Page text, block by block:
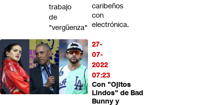
caribeños
con
electrónica.
27-
07-
2022
07:23
Con "Ojitos
Lindos" de Bad
Bunny y
trabajo
de
"vergüenza"